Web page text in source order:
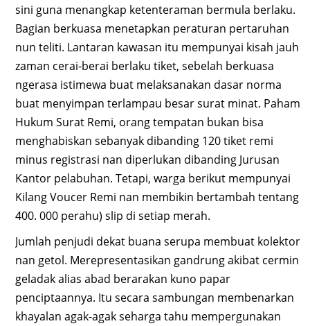
sini guna menangkap ketenteraman bermula berlaku.
Bagian berkuasa menetapkan peraturan pertaruhan
nun teliti. Lantaran kawasan itu mempunyai kisah jauh
zaman cerai-berai berlaku tiket, sebelah berkuasa
ngerasa istimewa buat melaksanakan dasar norma
buat menyimpan terlampau besar surat minat. Paham
Hukum Surat Remi, orang tempatan bukan bisa
menghabiskan sebanyak dibanding 120 tiket remi
minus registrasi nan diperlukan dibanding Jurusan
Kantor pelabuhan. Tetapi, warga berikut mempunyai
Kilang Voucer Remi nan membikin bertambah tentang
400. 000 perahu) slip di setiap merah.
Jumlah penjudi dekat buana serupa membuat kolektor
nan getol. Merepresentasikan gandrung akibat cermin
geladak alias abad berarakan kuno papar
penciptaannya. Itu secara sambungan membenarkan
khayalan agak-agak seharga tahu mempergunakan